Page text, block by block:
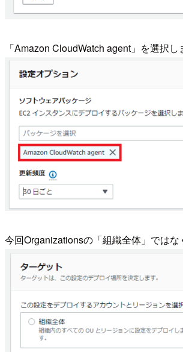
「Amazon CloudWatch agent」を選択
今回Organizationsの「組織全体」では